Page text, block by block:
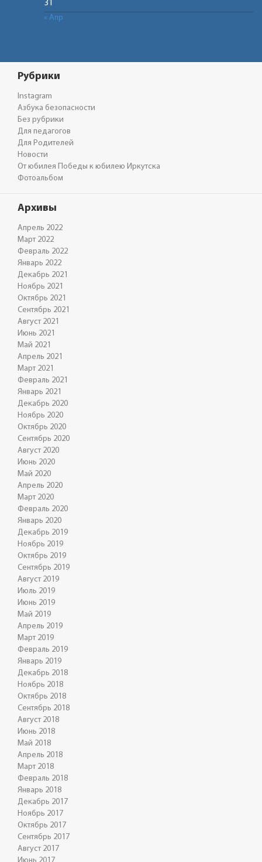
31
« Апр
Рубрики
Instagram
Азбука безопасности
Без рубрики
Для педагогов
Для Родителей
Новости
От юбилея Победы к юбилею Иркутска
Фотоальбом
Архивы
Апрель 2022
Март 2022
Февраль 2022
Январь 2022
Декабрь 2021
Ноябрь 2021
Октябрь 2021
Сентябрь 2021
Август 2021
Июнь 2021
Май 2021
Апрель 2021
Март 2021
Февраль 2021
Январь 2021
Декабрь 2020
Ноябрь 2020
Октябрь 2020
Сентябрь 2020
Август 2020
Июнь 2020
Май 2020
Апрель 2020
Март 2020
Февраль 2020
Январь 2020
Декабрь 2019
Ноябрь 2019
Октябрь 2019
Сентябрь 2019
Август 2019
Июль 2019
Июнь 2019
Май 2019
Апрель 2019
Март 2019
Февраль 2019
Январь 2019
Декабрь 2018
Ноябрь 2018
Октябрь 2018
Сентябрь 2018
Август 2018
Июнь 2018
Май 2018
Апрель 2018
Март 2018
Февраль 2018
Январь 2018
Декабрь 2017
Ноябрь 2017
Октябрь 2017
Сентябрь 2017
Август 2017